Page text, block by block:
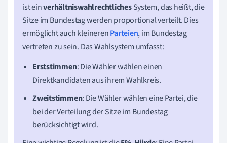
ist einverhältniswahlrechtlichesSystem, das heißt, die
Sitze im Bundestag werden proportional verteilt. Dies
ermöglicht auch kleinerenParteien, im Bundestag
vertreten zu sein. Das Wahlsystem umfasst:
Erststimmen: Die Wähler wählen einen
Direktkandidaten aus ihrem Wahlkreis.
Zweitstimmen: Die Wähler wählen eine Partei, die
bei der Verteilung der Sitze im Bundestag
berücksichtigt wird.